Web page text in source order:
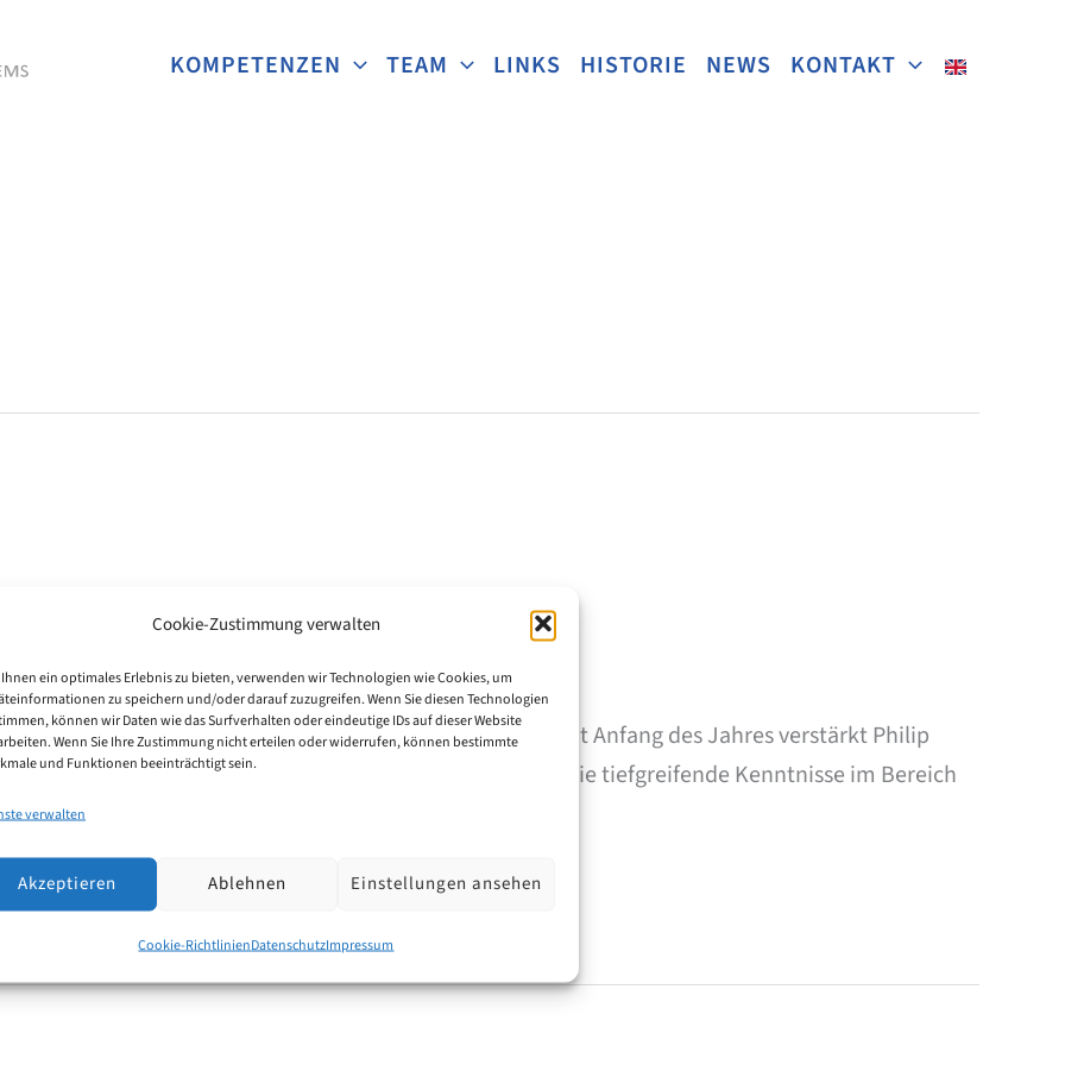
Cookie-Zustimmung verwalten
ein optimales Erlebnis zu bieten, verwenden wir Technologien wie Cookies, um
zu speichern und/oder darauf zuzugreifen. Wenn Sie diesen Technologien
können wir Daten wie das Surfverhalten oder eindeutige IDs auf dieser Website
Wenn Sie Ihre Zustimmung nicht erteilen oder widerrufen, können bestimmte
und Funktionen beeinträchtigt sein.
verwalten
Akzeptieren Ablehnen Einstellungen ansehen
Cookie-RichtlinienDatenschutzImpressum
KOMPETENZEN TEAM LINKS HISTORIE NEWS KONTAKT
in unserem Team willkommen zu heißen. Seit Anfang des Jahres verstärkt Philip
bringt insbesondere weitere technische Expertise sowie tiefgreifende Kenntnisse im Bereich